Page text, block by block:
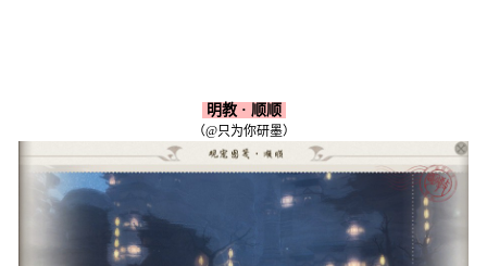
明教 · 顺顺
（@只为你研墨）